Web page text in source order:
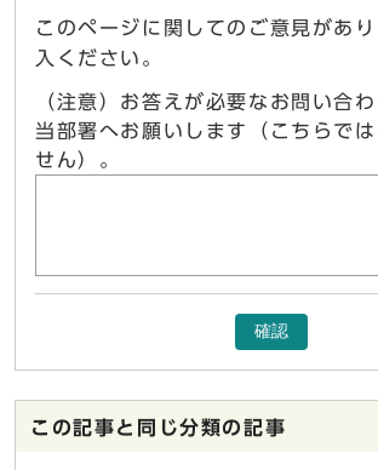
このページに関してのご意見があ
入ください。
（注意）お答えが必要なお問い合
当部署へお願いします（こちらで
せん）。
確認
この記事と同じ分類の記事